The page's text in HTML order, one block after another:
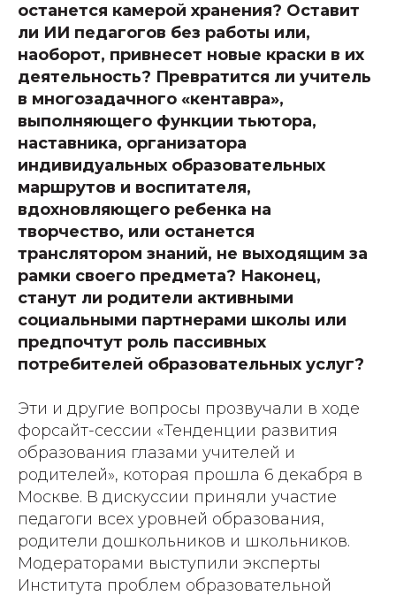
останется камерой хранения? Оставит
ли ИИ педагогов без работы или,
наоборот, привнесет новые краски в их
деятельность? Превратится ли учитель
в многозадачного «кентавра»,
выполняющего функции тьютора,
наставника, организатора
индивидуальных образовательных
маршрутов и воспитателя,
вдохновляющего ребенка на
творчество, или останется
транслятором знаний, не выходящим за
рамки своего предмета? Наконец,
станут ли родители активными
социальными партнерами школы или
предпочтут роль пассивных
потребителей образовательных услуг?
Эти и другие вопросы прозвучали в ходе
форсайт-сессии «Тенденции развития
образования глазами учителей и
родителей», которая прошла 6 декабря в
Москве. В дискуссии приняли участие
педагоги всех уровней образования,
родители дошкольников и школьников.
Модераторами выступили эксперты
Института проблем образовательной